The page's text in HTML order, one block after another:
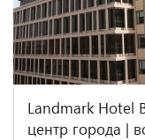
Landmark Hotel
центр города |